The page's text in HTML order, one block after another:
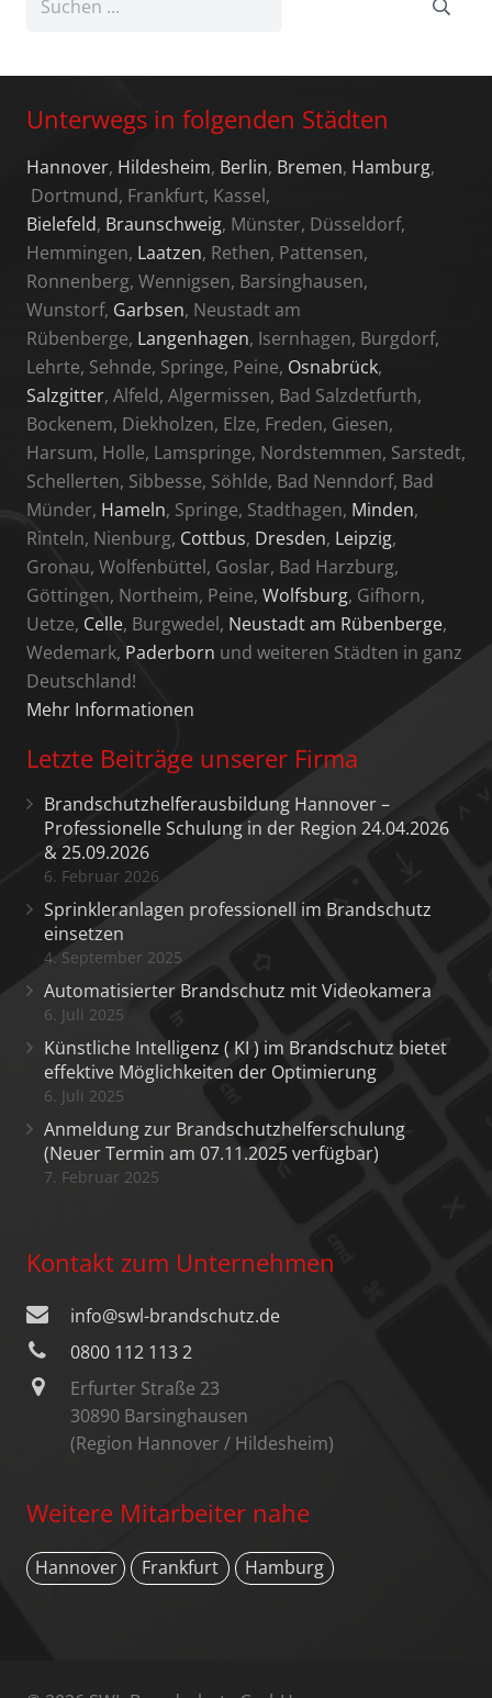
Unterwegs in folgenden Städten
Hannover, Hildesheim, Berlin, Bremen, Hamburg,
Dortmund, Frankfurt, Kassel,
Bielefeld, Braunschweig, Münster, Düsseldorf,
Hemmingen, Laatzen, Rethen, Pattensen,
Ronnenberg, Wennigsen, Barsinghausen,
Wunstorf, Garbsen, Neustadt am
Rübenberge, Langenhagen, Isernhagen, Burgdorf,
Lehrte, Sehnde, Springe, Peine, Osnabrück,
Salzgitter, Alfeld, Algermissen, Bad Salzdetfurth,
Bockenem, Diekholzen, Elze, Freden, Giesen,
Harsum, Holle, Lamspringe, Nordstemmen, Sarstedt,
Schellerten, Sibbesse, Söhlde, Bad Nenndorf, Bad
Münder, Hameln, Springe, Stadthagen, Minden,
Rinteln, Nienburg, Cottbus, Dresden, Leipzig,
Gronau, Wolfenbüttel, Goslar, Bad Harzburg,
Göttingen, Northeim, Peine, Wolfsburg, Gifhorn,
Uetze, Celle, Burgwedel, Neustadt am Rübenberge,
Wedemark, Paderborn und weiteren Städten in ganz
Deutschland!
Mehr Informationen
Letzte Beiträge unserer Firma
Brandschutzhelferausbildung Hannover –
Professionelle Schulung in der Region 24.04.2026
& 25.09.2026
6. Februar 2026
Sprinkleranlagen professionell im Brandschutz
einsetzen
4. September 2025
Automatisierter Brandschutz mit Videokamera
6. Juli 2025
Künstliche Intelligenz ( KI ) im Brandschutz bietet
effektive Möglichkeiten der Optimierung
6. Juli 2025
Anmeldung zur Brandschutzhelferschulung
(Neuer Termin am 07.11.2025 verfügbar)
7. Februar 2025
Kontakt zum Unternehmen
info@swl-brandschutz.de
0800 112 113 2
Erfurter Straße 23
30890 Barsinghausen
(Region Hannover / Hildesheim)
Weitere Mitarbeiter nahe
Hannover Frankfurt Hamburg